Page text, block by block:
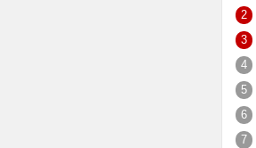
2
3
4
5
6
7